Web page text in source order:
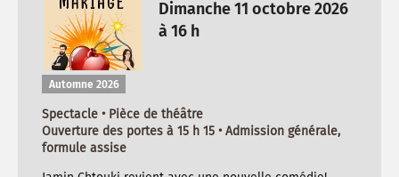
Dimanche 11 octobre 2026
à 16 h
Automne 2026
Spectacle • Pièce de théâtre
Ouverture des portes à 15 h 15 • Admission générale,
formule assise